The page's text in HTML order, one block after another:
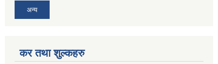
अन्य
कर तथा शुल्कहरु